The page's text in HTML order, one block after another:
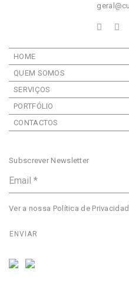
HOME
QUEM SOMOS
SERVIÇOS
PORTFÓLIO
CONTACTOS
Subscrever Newsletter
Ver a nossa Política de